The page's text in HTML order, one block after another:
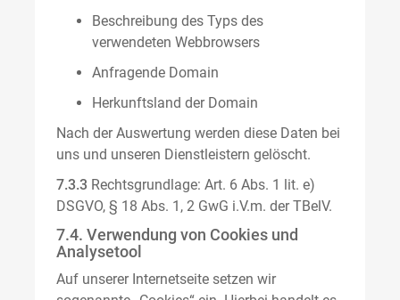
Beschreibung des Typs des
verwendeten Webbrowsers
Anfragende Domain
Herkunftsland der Domain
Nach der Auswertung werden diese Daten bei
uns und unseren Dienstleistern gelöscht.
7.3.3 Rechtsgrundlage: Art. 6 Abs. 1 lit. e)
DSGVO, § 18 Abs. 1, 2 GwG i.V.m. der TBelV.
7.4. Verwendung von Cookies und
Analysetool
Auf unserer Internetseite setzen wir